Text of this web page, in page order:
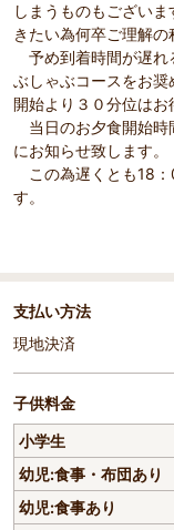
しまうものもござい
きたい為何卒ご理解の
予め到着時間が遅れ
ぶしゃぶコースをお
開始より３０分位はお
当日のお夕食開始時
にお知らせ致します。
この為遅くとも18：
す。
支払い方法
現地決済
子供料金
小学生
幼児:食事・布団あり
幼児:食事あり